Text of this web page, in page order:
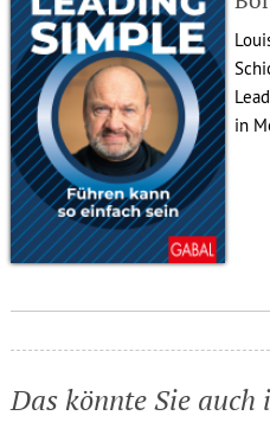
in
Das könnte Sie auch